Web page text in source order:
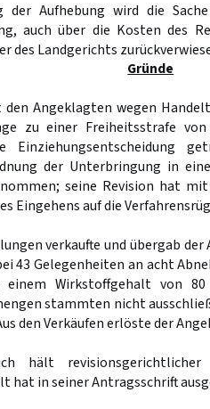
der Aufhebung wird die
auch über die Kosten des
des Landgerichts
Gründe
den Angeklagten wegen
zu einer Freiheitsstrafe
Einziehungsentscheidung
der Unterbringung in
seine Revision hat
Eingehens auf die
verkaufte und übergab
43 Gelegenheiten an acht
Wirkstoffgehalt von 80
stammten nicht
den Verkäufen erlöste der
hält
hat in seiner Antragsschrift